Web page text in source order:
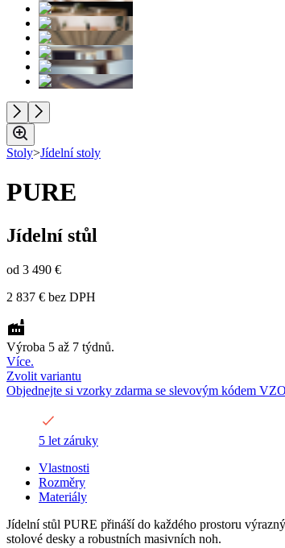
Stoly>Jídelní stoly
PURE
Jídelní stůl
od 3 490 €
2 837 € bez DPH
Výroba 5 až 7 týdnů.
Více.
Zvolit variantu
Objednejte si vzorky zdarma se slevovým kódem
5 let záruky
Vlastnosti
Rozměry
Materiály
Jídelní stůl PURE přináší do každého prostoru
stolové desky a robustních masivních noh.